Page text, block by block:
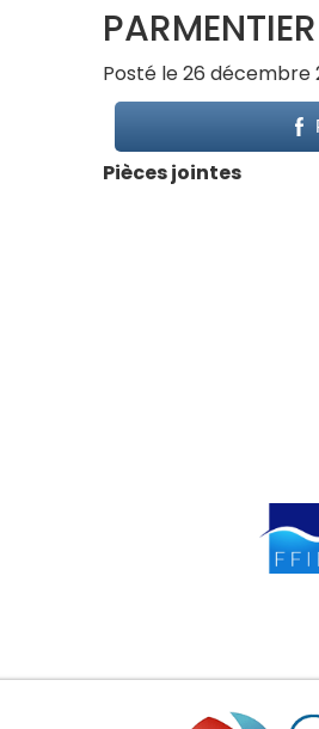
PARMENTIER
Posté le 26 décembre
Pièces jointes